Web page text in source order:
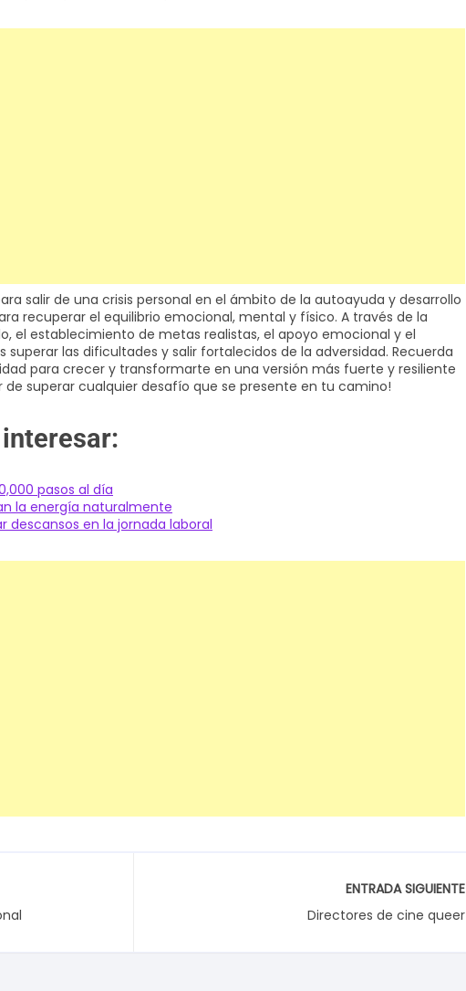
salir de una crisis personal en el ámbito de la autoayuda y desarrollo
recuperar el equilibrio emocional, mental y físico. A través de la
el establecimiento de metas realistas, el apoyo emocional y el
las dificultades y salir fortalecidos de la adversidad. Recuerda
para crecer y transformarte en una versión más fuerte y resiliente
de superar cualquier desafío que se presente en tu camino!
pasos al día
la energía naturalmente
descansos en la jornada laboral
ENTRADA SIGUIENTE
Directores de cine queer